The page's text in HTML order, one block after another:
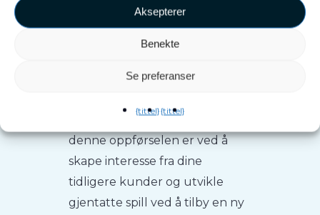
Aksepterer
Benekte
Se preferanser
{tittel}{tittel}
For å trives som en bedrift
ønsker du en aktivitet som vil
som du vet, må du lage disse
. En god måte å fremme
denne oppførselen er ved å
skape interesse fra dine
tidligere kunder og utvikle
gjentatte spill ved å tilby en ny